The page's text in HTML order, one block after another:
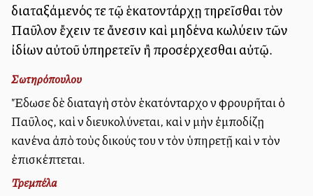
διαταξάμενός τε τῷ ἑκατοντάρχῃ τηρεῖσθαι τὸν
Παῦλον ἔχειν τε ἄνεσιν καὶ μηδένα κωλύειν τῶν
ἰδίων αὐτοῦ ὑπηρετεῖν ἢ προσέρχεσθαι αὐτῷ.
Σωτηρόπουλου
Ἔδωσε δὲ διαταγὴ στὸν ἑκατόνταρχο νὰ φρουρῆται ὁ
Παῦλος, καὶ νὰ διευκολύνεται, καὶ νὰ μὴν ἐμποδίζῃ
κανένα ἀπὸ τοὺς δικούς του νὰ τὸν ὑπηρετῇ καὶ νὰ τὸν
ἐπισκέπτεται.
Τρεμπέλα